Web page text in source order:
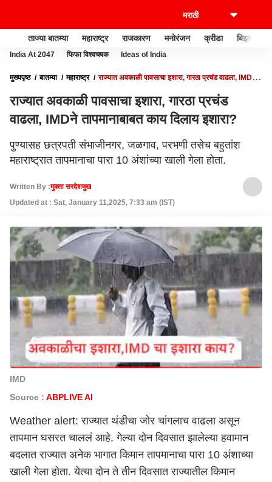
ताज्या बातम्या महाराष्ट्र राजकारण मनोरंजन क्रीडा बिझनेस
India At 2047 फिफा विश्वचषक Ideas of India
मुख्यपृष्ठ बातम्या महाराष्ट्र
राज्यात अवकाळी पावसाचा इशारा, गारठा प्रचंड वाढला, IMDने
राज्यात अवकाळी पावसाचा इशारा, गारठा प्रचंड
वाढला, IMDने तापमानाबाबत काय दिलाय इशारा?
पुण्यासह छत्रपती संभाजीनगर, जळगाव, परभणी तसेच बहुतांश
महाराष्ट्रात तापमानाचा पारा 10 अंशांच्या खाली गेला होता.
Written By :मुक्ता सरदेशमुख
Updated at : Sat, January 11,2025, 7:33 am (IST)
IMD
Source : ABPLIVE AI
Weather alert: राज्यात थंडीचा जोर चांगलाच वाढला असून
तापमान घसरत चाललं आहे. गेल्या दोन दिवसात झालेल्या हवामान
बदलात राज्यात अनेक भागात किमान तापमानाचा पारा 10 अंशाच्या
खाली गेला होता. येत्या दोन ते तीन दिवसात राज्यातील किमान